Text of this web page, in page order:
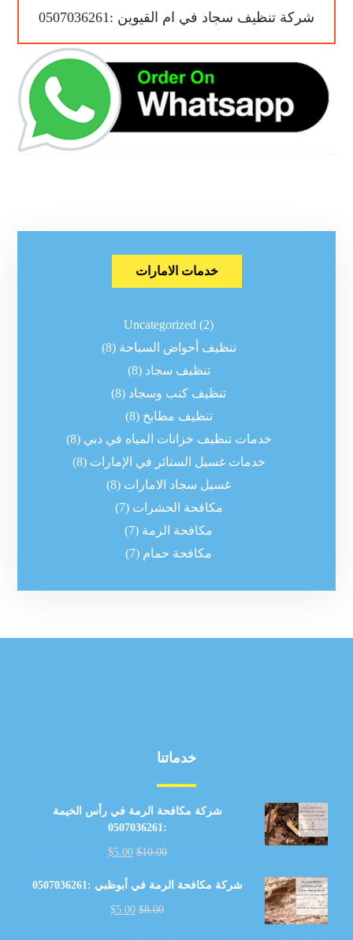
شركة تنظيف سجاد في ام القيوين :0507036261
خدمات الامارات
Uncategorized (2)
تنظيف أحواض السباحة (8)
تنظيف سجاد (8)
تنظيف كنب وسجاد (8)
تنظيف مطابخ (8)
خدمات تنظيف خزانات المياه في دبي (8)
خدمات غسيل الستائر في الإمارات (8)
غسيل سجاد الامارات (8)
مكافحة الحشرات (7)
مكافحة الرمة (7)
مكافحة حمام (7)
خدماتنا
شركة مكافحة الرمة في رأس الخيمة
:0507036261
$10.00
$5.00
شركة مكافحة الرمة في أبوظبي :0507036261
$8.00
$5.00